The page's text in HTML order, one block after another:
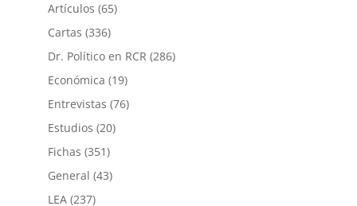
Artículos (65)
Cartas (336)
Dr. Político en RCR (286)
Económica (19)
Entrevistas (76)
Estudios (20)
Fichas (351)
General (43)
LEA(237)